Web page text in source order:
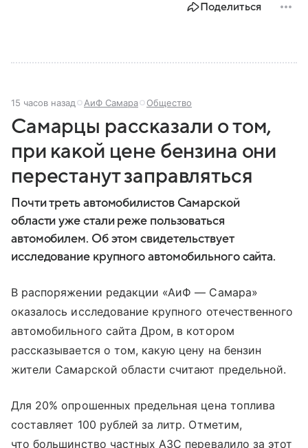
Поделиться
15 часов назад АиФ Самара Общество
Самарцы рассказали о том,
при какой цене бензина они
перестанут заправляться
Почти треть автомобилистов Самарской
области уже стали реже пользоваться
автомобилем. Об этом свидетельствует
исследование крупного автомобильного сайта.
В распоряжении редакции «АиФ — Самара»
оказалось исследование крупного отечественного
автомобильного сайта Дром, в котором
рассказывается о том, какую цену на бензин
жители Самарской области считают предельной.
Для 20% опрошенных предельная цена топлива
составляет 100 рублей за литр. Отметим,
что большинство частных АЗС перевалило за этот